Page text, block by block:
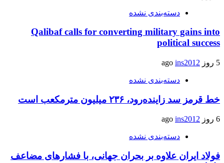
دسته‌بندی نشده
Qalibaf calls for converting military gains into
political success
5 روز ago ins2012
دسته‌بندی نشده
خط قرمز سد زاینده‌رود، ۲۳۶ میلیون مترمکعب است
6 روز ago ins2012
دسته‌بندی نشده
فولاد ایران علاوه بر بحران جهانی، با فشارهای مضاعف